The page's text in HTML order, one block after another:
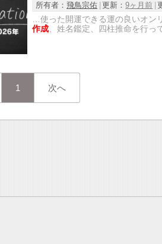
所有者：飛鳥宗佑 更新：9ヶ月前
…使った開運できる運の良いオン
作成、姓名鑑定、四柱推命を行っ
1 次へ